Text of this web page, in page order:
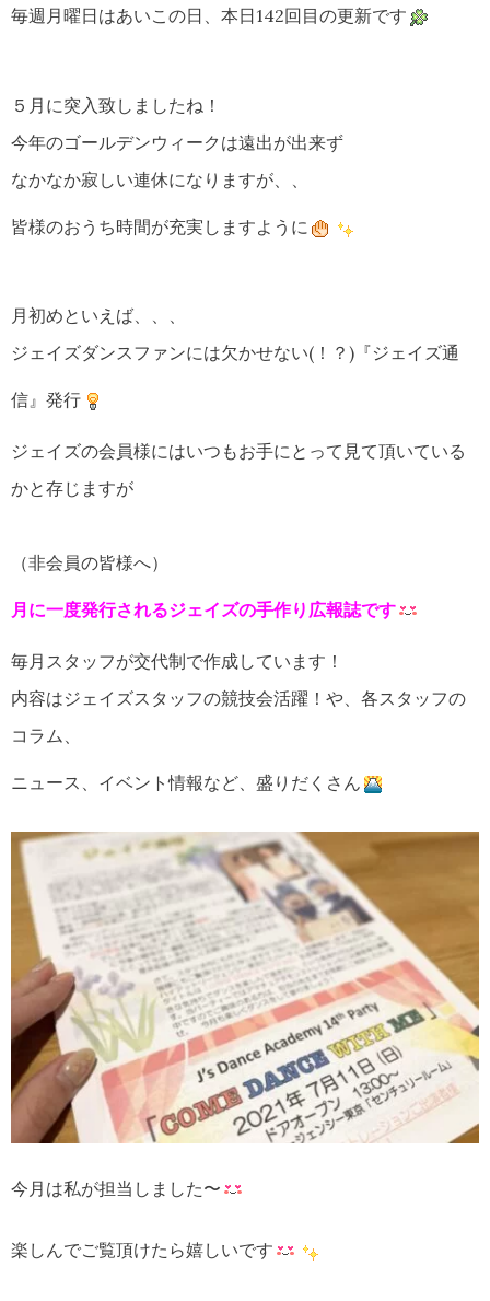
毎週月曜日はあいこの日、本日142回目の更新です
５月に突入致しましたね！
今年のゴールデンウィークは遠出が出来ず
なかなか寂しい連休になりますが、、
皆様のおうち時間が充実しますように
月初めといえば、、、
ジェイズダンスファンには欠かせない(！？)『ジェイズ通
信』発行
ジェイズの会員様にはいつもお手にとって見て頂いている
かと存じますが
（非会員の皆様へ）
月に一度発行されるジェイズの手作り広報誌です
毎月スタッフが交代制で作成しています！
内容はジェイズスタッフの競技会活躍！や、各スタッフの
コラム、
ニュース、イベント情報など、盛りだくさん
今月は私が担当しました〜
楽しんでご覧頂けたら嬉しいです